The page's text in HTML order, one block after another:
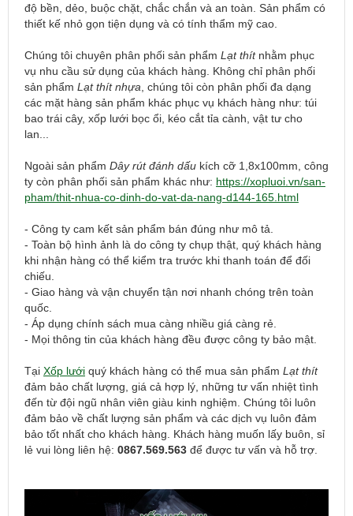
độ bền, dẻo, buộc chặt, chắc chắn và an toàn. Sản phẩm có
thiết kế nhỏ gọn tiện dụng và có tính thẩm mỹ cao.
Chúng tôi chuyên phân phối sản phẩm Lạt thítnhằm phục
vụ nhu cầu sử dụng của khách hàng. Không chỉ phân phối
sản phẩm Lạt thítnhựa, chúng tôi còn phân phối đa dạng
các mặt hàng sản phẩm khác phục vụ khách hàng như: túi
bao trái cây, xốp lưới bọc ổi, kéo cắt tỉa cành, vật tư cho
lan...
Ngoài sản phẩm Dây rút đánh dấu kích cỡ 1,8x100mm, công
ty còn phân phối sản phẩm khác như: https://xopluoi.vn/san-
pham/thit-nhua-co-dinh-do-vat-da-nang-d144-165.html
- Công ty cam kết sản phẩm bán đúng như mô tả.
- Toàn bộ hình ảnh là do công ty chụp thật, quý khách hàng
khi nhận hàng có thể kiểm tra trước khi thanh toán để đối
chiếu.
- Giao hàng và vận chuyển tận nơi nhanh chóng trên toàn
quốc.
- Áp dụng chính sách mua càng nhiều giá càng rẻ.
- Mọi thông tin của khách hàng đều được công ty bảo mật.
Tại Xốp lưới quý khách hàng có thể mua sản phẩm Lạt thít
đảm bảo chất lượng, giá cả hợp lý, những tư vấn nhiệt tình
đến từ đội ngũ nhân viên giàu kinh nghiệm. Chúng tôi luôn
đảm bảo về chất lượng sản phẩm và các dịch vụ luôn đảm
bảo tốt nhất cho khách hàng. Khách hàng muốn lấy buôn, sỉ
lẻ vui lòng liên hệ: 0867.569.563 để được tư vấn và hỗ trợ.